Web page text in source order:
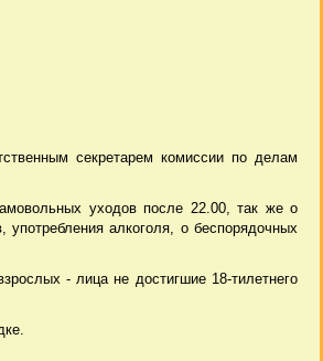
секретарем комиссии по делам
уходов после 22.00, так же о
употребления алкоголя, о беспорядочных
- лица не достигшие 18-тилетнего